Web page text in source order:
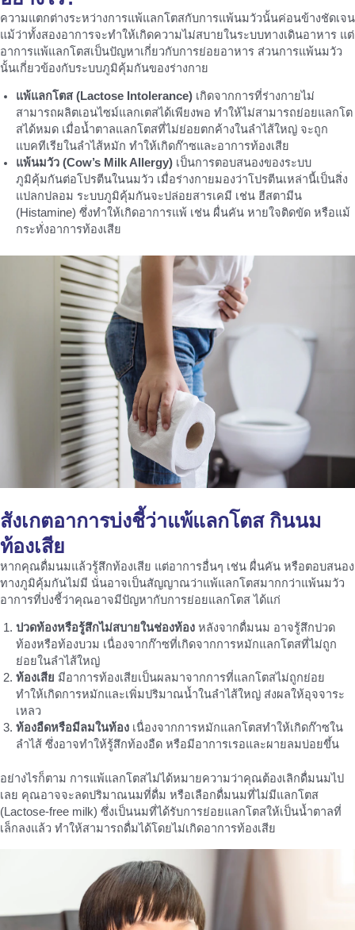
ความแตกต่างระหว่างการแพ้แลกโตสกับการแพ้นมวัวนั้นค่อนข้างชัดเจน
แม้ว่าทั้งสองอาการจะทำให้เกิดความไม่สบายในระบบทางเดินอาหาร แต่
อาการแพ้แลกโตสเป็นปัญหาเกี่ยวกับการย่อยอาหาร ส่วนการแพ้นมวัว
นั้นเกี่ยวข้องกับระบบภูมิคุ้มกันของร่างกาย
แพ้แลกโตส (Lactose Intolerance) เกิดจากการที่ร่างกายไม่
สามารถผลิตเอนไซม์แลกเตสได้เพียงพอ ทำให้ไม่สามารถย่อยแลกโต
สได้หมด เมื่อน้ำตาลแลกโตสที่ไม่ย่อยตกค้างในลำไส้ใหญ่ จะถูก
แบคทีเรียในลำไส้หมัก ทำให้เกิดก๊าซและอาการท้องเสีย
แพ้นมวัว (Cow’s Milk Allergy) เป็นการตอบสนองของระบบ
ภูมิคุ้มกันต่อโปรตีนในนมวัว เมื่อร่างกายมองว่าโปรตีนเหล่านี้เป็นสิ่ง
แปลกปลอม ระบบภูมิคุ้มกันจะปล่อยสารเคมี เช่น ฮีสตามีน
(Histamine) ซึ่งทำให้เกิดอาการแพ้ เช่น ผื่นคัน หายใจติดขัด หรือแม้
กระทั่งอาการท้องเสีย
สังเกตอาการบ่งชี้ว่าแพ้แลกโตส กินนม
ท้องเสีย
หากคุณดื่มนมแล้วรู้สึกท้องเสีย แต่อาการอื่นๆ เช่น ผื่นคัน หรือตอบสนอง
ทางภูมิคุ้มกันไม่มี นั่นอาจเป็นสัญญาณว่าแพ้แลกโตสมากกว่าแพ้นมวัว
อาการที่บ่งชี้ว่าคุณอาจมีปัญหากับการย่อยแลกโตส ได้แก่
ปวดท้องหรือรู้สึกไม่สบายในช่องท้อง หลังจากดื่มนม อาจรู้สึกปวด
ท้องหรือท้องบวม เนื่องจากก๊าซที่เกิดจากการหมักแลกโตสที่ไม่ถูก
ย่อยในลำไส้ใหญ่
ท้องเสีย มีอาการท้องเสียเป็นผลมาจากการที่แลกโตสไม่ถูกย่อย
ทำให้เกิดการหมักและเพิ่มปริมาณน้ำในลำไส้ใหญ่ ส่งผลให้อุจจาระ
เหลว
ท้องอืดหรือมีลมในท้อง เนื่องจากการหมักแลกโตสทำให้เกิดก๊าซใน
ลำไส้ ซึ่งอาจทำให้รู้สึกท้องอืด หรือมีอาการเรอและผายลมบ่อยขึ้น
อย่างไรก็ตาม การแพ้แลกโตสไม่ได้หมายความว่าคุณต้องเลิกดื่มนมไป
เลย คุณอาจจะลดปริมาณนมที่ดื่ม หรือเลือกดื่มนมที่ไม่มีแลกโตส
(Lactose-free milk) ซึ่งเป็นนมที่ได้รับการย่อยแลกโตสให้เป็นน้ำตาลที่
เล็กลงแล้ว ทำให้สามารถดื่มได้โดยไม่เกิดอาการท้องเสีย